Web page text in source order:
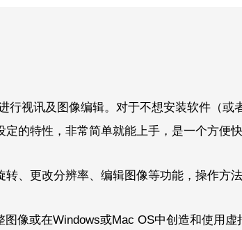
视讯及图像编辑。对于不想安装软件（或
的特性，非常简单就能上手，是一个方便快
、更改分辨率、编辑图像等功能，操作方法
像或在Windows或Mac OS中创造和使用虚